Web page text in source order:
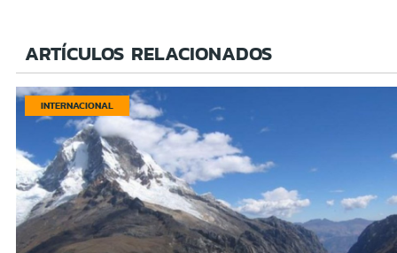
ARTÍCULOS RELACIONADOS
INTERNACIONAL